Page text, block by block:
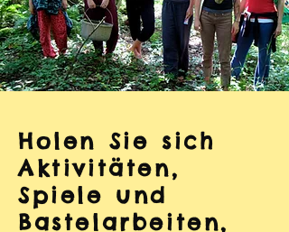
Holen Sie sich
Aktivitäten,
Spiele und
Bastelarbeiten,